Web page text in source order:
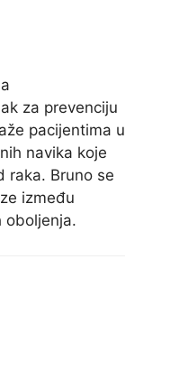
za prevenciju
pacijentima u
navika koje
raka. Bruno se
između
oboljenja.